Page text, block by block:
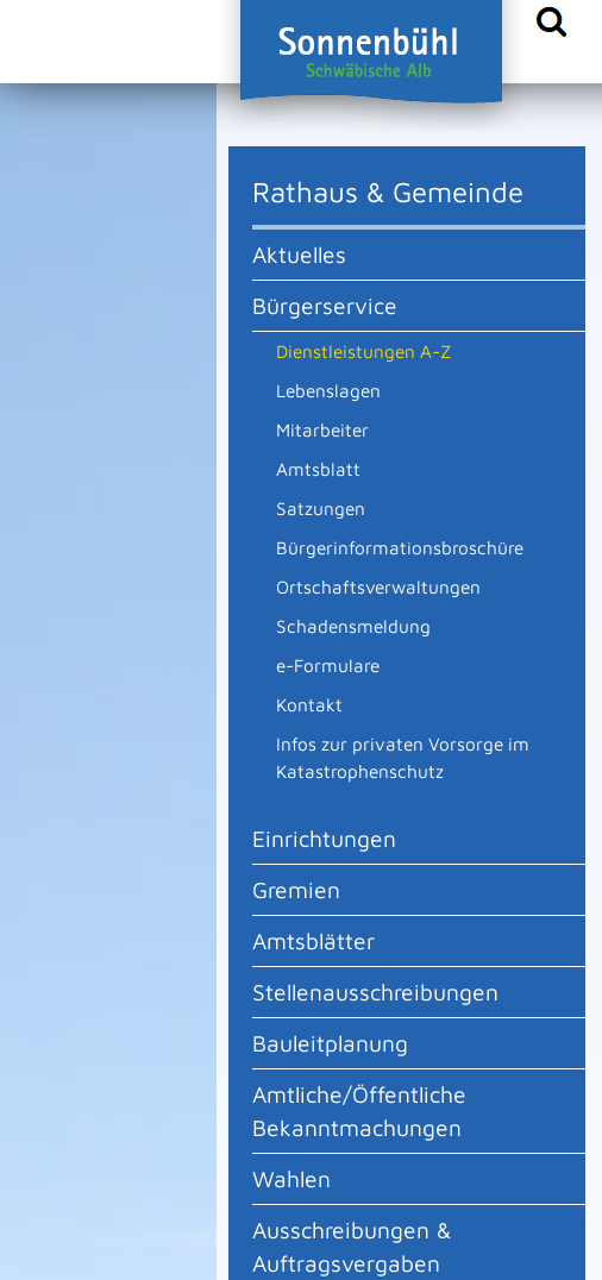
Rathaus & Gemeinde
Aktuelles
Bürgerservice
Dienstleistungen A-Z
Lebenslagen
Mitarbeiter
Amtsblatt
Satzungen
Bürgerinformationsbroschüre
Ortschaftsverwaltungen
Schadensmeldung
e-Formulare
Kontakt
Infos zur privaten Vorsorge im
Katastrophenschutz
Einrichtungen
Gremien
Amtsblätter
Stellenausschreibungen
Bauleitplanung
Amtliche/Öffentliche
Bekanntmachungen
Wahlen
Ausschreibungen &
Auftragsvergaben